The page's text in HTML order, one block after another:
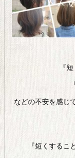
『
などの不安を感じ
『短くするこ